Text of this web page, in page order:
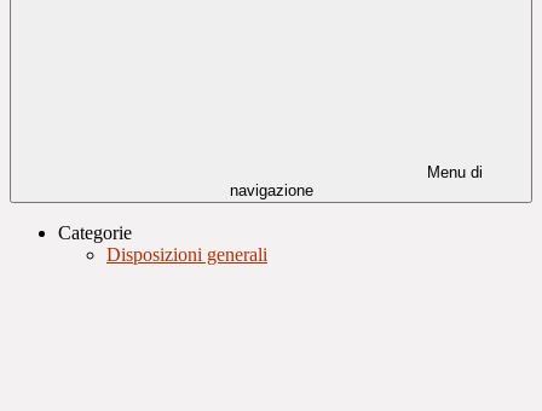
Menu di
navigazione
Categorie
Disposizioni generali